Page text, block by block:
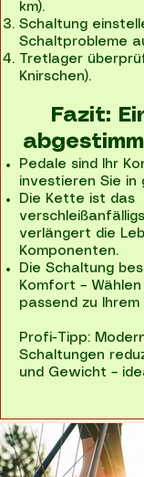
km).
Schaltung
Schaltprobleme
Tretlager
Knirschen).
Fazit:
Pedale sind Ihr
investieren Sie in
Die Kette ist das
verlängert die
Komponenten.
Die Schaltung
Komfort –
passend zu Ihrem
Profi-Tipp:
Schaltungen
und Gewicht –